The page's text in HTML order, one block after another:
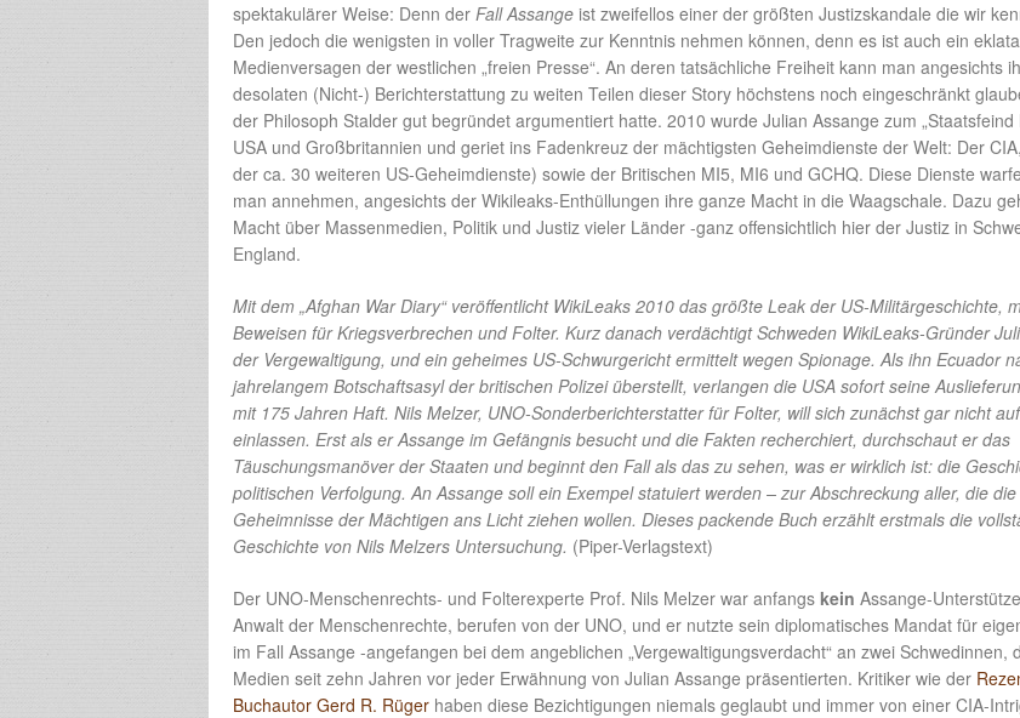
spektakulärer Weise: Denn der Fall Assange ist zweifellos einer der größten Justizskandale die wir
Den jedoch die wenigsten in voller Tragweite zur Kenntnis nehmen können, denn es ist auch ein
Medienversagen der westlichen „freien Presse“. An deren tatsächliche Freiheit kann man angesichts
desolaten (Nicht-) Berichterstattung zu weiten Teilen dieser Story höchstens noch eingeschränkt
der Philosoph Stalder gut begründet argumentiert hatte. 2010 wurde Julian Assange zum „Staatsfeind
USA und Großbritannien und geriet ins Fadenkreuz der mächtigsten Geheimdienste der Welt: Der
der ca. 30 weiteren US-Geheimdienste) sowie der Britischen MI5, MI6 und GCHQ. Diese Dienste
man annehmen, angesichts der Wikileaks-Enthüllungen ihre ganze Macht in die Waagschale. Dazu
Macht über Massenmedien, Politik und Justiz vieler Länder -ganz offensichtlich hier der Justiz in
England.
Mit dem „Afghan War Diary“ veröffentlicht WikiLeaks 2010 das größte Leak der US-Militärgeschichte,
Beweisen für Kriegsverbrechen und Folter. Kurz danach verdächtigt Schweden WikiLeaks-Gründer
der Vergewaltigung, und ein geheimes US-Schwurgericht ermittelt wegen Spionage. Als ihn Ecuador
jahrelangem Botschaftsasyl der britischen Polizei überstellt, verlangen die USA sofort seine
mit 175 Jahren Haft. Nils Melzer, UNO-Sonderberichterstatter für Folter, will sich zunächst gar nicht
einlassen. Erst als er Assange im Gefängnis besucht und die Fakten recherchiert, durchschaut er das
Täuschungsmanöver der Staaten und beginnt den Fall als das zu sehen, was er wirklich ist: die
politischen Verfolgung. An Assange soll ein Exempel statuiert werden – zur Abschreckung aller, die
Geheimnisse der Mächtigen ans Licht ziehen wollen. Dieses packende Buch erzählt erstmals die
Geschichte von Nils Melzers Untersuchung. (Piper-Verlagstext)
Der UNO-Menschenrechts- und Folterexperte Prof. Nils Melzer war anfangs kein Assange-
Anwalt der Menschenrechte, berufen von der UNO, und er nutzte sein diplomatisches Mandat für
im Fall Assange -angefangen bei dem angeblichen „Vergewaltigungsverdacht“ an zwei Schwedinnen,
Medien seit zehn Jahren vor jeder Erwähnung von Julian Assange präsentierten. Kritiker wie der
Buchautor Gerd R. Rüger haben diese Bezichtigungen niemals geglaubt und immer von einer CIA-